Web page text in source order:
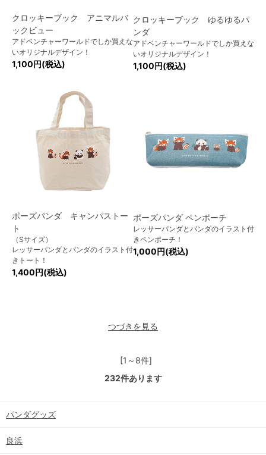
クロッキーブック アニマルバ
ックビュー
アドベンチャーワールドでしか買えな
いオリジナルデザイン！
1,100円(税込)
クロッキーブック ゆるゆるパ
ンダ
アドベンチャーワールドでしか買えな
いオリジナルデザイン！
1,100円(税込)
ポーズパンダ キャンパストー
ト
（Sサイズ）
レッサーパンダとパンダのイラスト付
きトート！
1,400円(税込)
ポーズパンダ ペンポーチ
レッサーパンダとパンダのイラスト付
きペンポーチ！
1,000円(税込)
つづきを見る
[1～8件]
232件あります
パンダグッズ
良浜